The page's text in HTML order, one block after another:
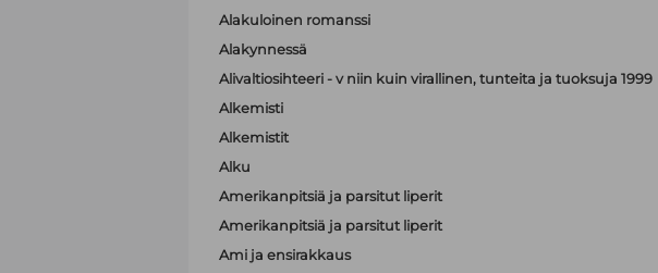
Alakuloinen romanssi
Alakynnessä
Alivaltiosihteeri - v niin kuin virallinen, tunteita ja tuoksuja 1999
Alkemisti
Alkemistit
Alku
Amerikanpitsiä ja parsitut liperit
Amerikanpitsiä ja parsitut liperit
Ami ja ensirakkaus